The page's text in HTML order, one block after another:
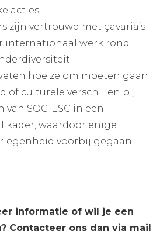
acties.
zijn vertrouwd met çavaria’s
internationaal werk rond
hoe ze om moeten gaan
of culturele verschillen bij
SOGIESC in een
kader, waardoor enige
voorbij gegaan
informatie of wil je een
Contacteer ons dan via mail